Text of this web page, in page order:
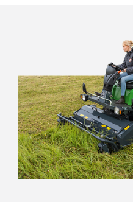
Kraftstoffverbrauch bei
Leistungsausnutzung